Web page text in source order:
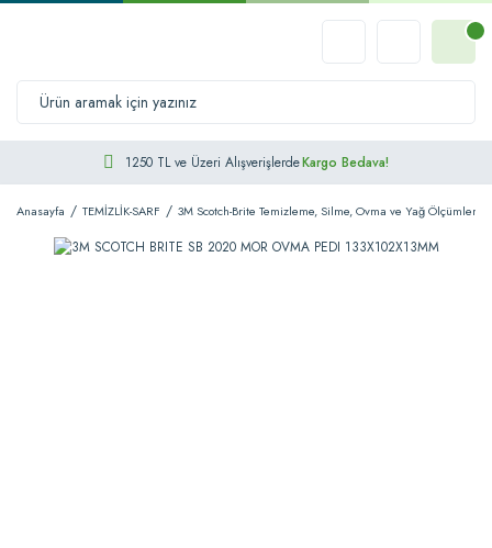
1250 TL ve Üzeri AlışverişlerdeKargo Bedava!
Anasayfa TEMİZLİK-SARF 3M Scotch-Brite Temizleme, Silme, Ovma ve Yağ